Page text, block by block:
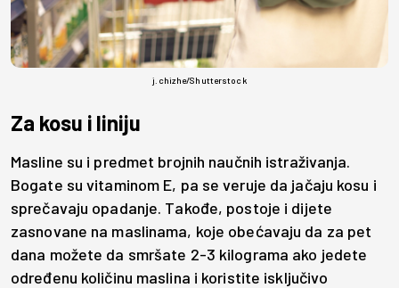
j.chizhe/Shutterstock
Za kosu i liniju
Masline su i predmet brojnih naučnih istraživanja.
Bogate su vitaminom E, pa se veruje da jačaju kosu i
sprečavaju opadanje. Takođe, postoje i dijete
zasnovane na maslinama, koje obećavaju da za pet
dana možete da smršate 2-3 kilograma ako jedete
određenu količinu maslina i koristite isključivo